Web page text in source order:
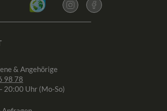
& Angehörige
98 78
20:00 Uhr (Mo-So)